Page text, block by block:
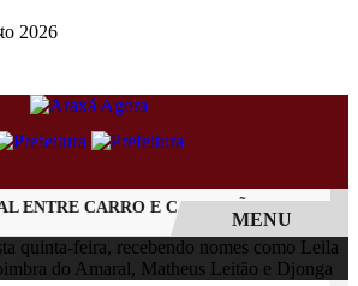
2026
CARRO E CAMINHÃO NA BR-262
MENU